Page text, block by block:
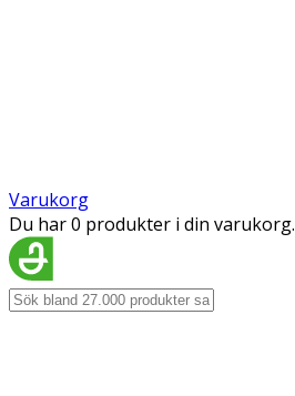
Varukorg
Du har 0 produkter i din varukorg.